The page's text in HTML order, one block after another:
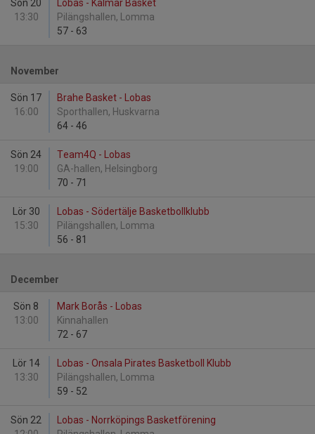
Sön 20
13:30
Lobas - Kalmar Basket
Pilängshallen, Lomma
57 - 63
November
Sön 17
16:00
Brahe Basket - Lobas
Sporthallen, Huskvarna
64 - 46
Sön 24
19:00
Team4Q - Lobas
GA-hallen, Helsingborg
70 - 71
Lör 30
15:30
Lobas - Södertälje Basketbollklubb
Pilängshallen, Lomma
56 - 81
December
Sön 8
13:00
Mark Borås - Lobas
Kinnahallen
72 - 67
Lör 14
13:30
Lobas - Onsala Pirates Basketboll Klubb
Pilängshallen, Lomma
59 - 52
Sön 22
Lobas - Norrköpings Basketförening